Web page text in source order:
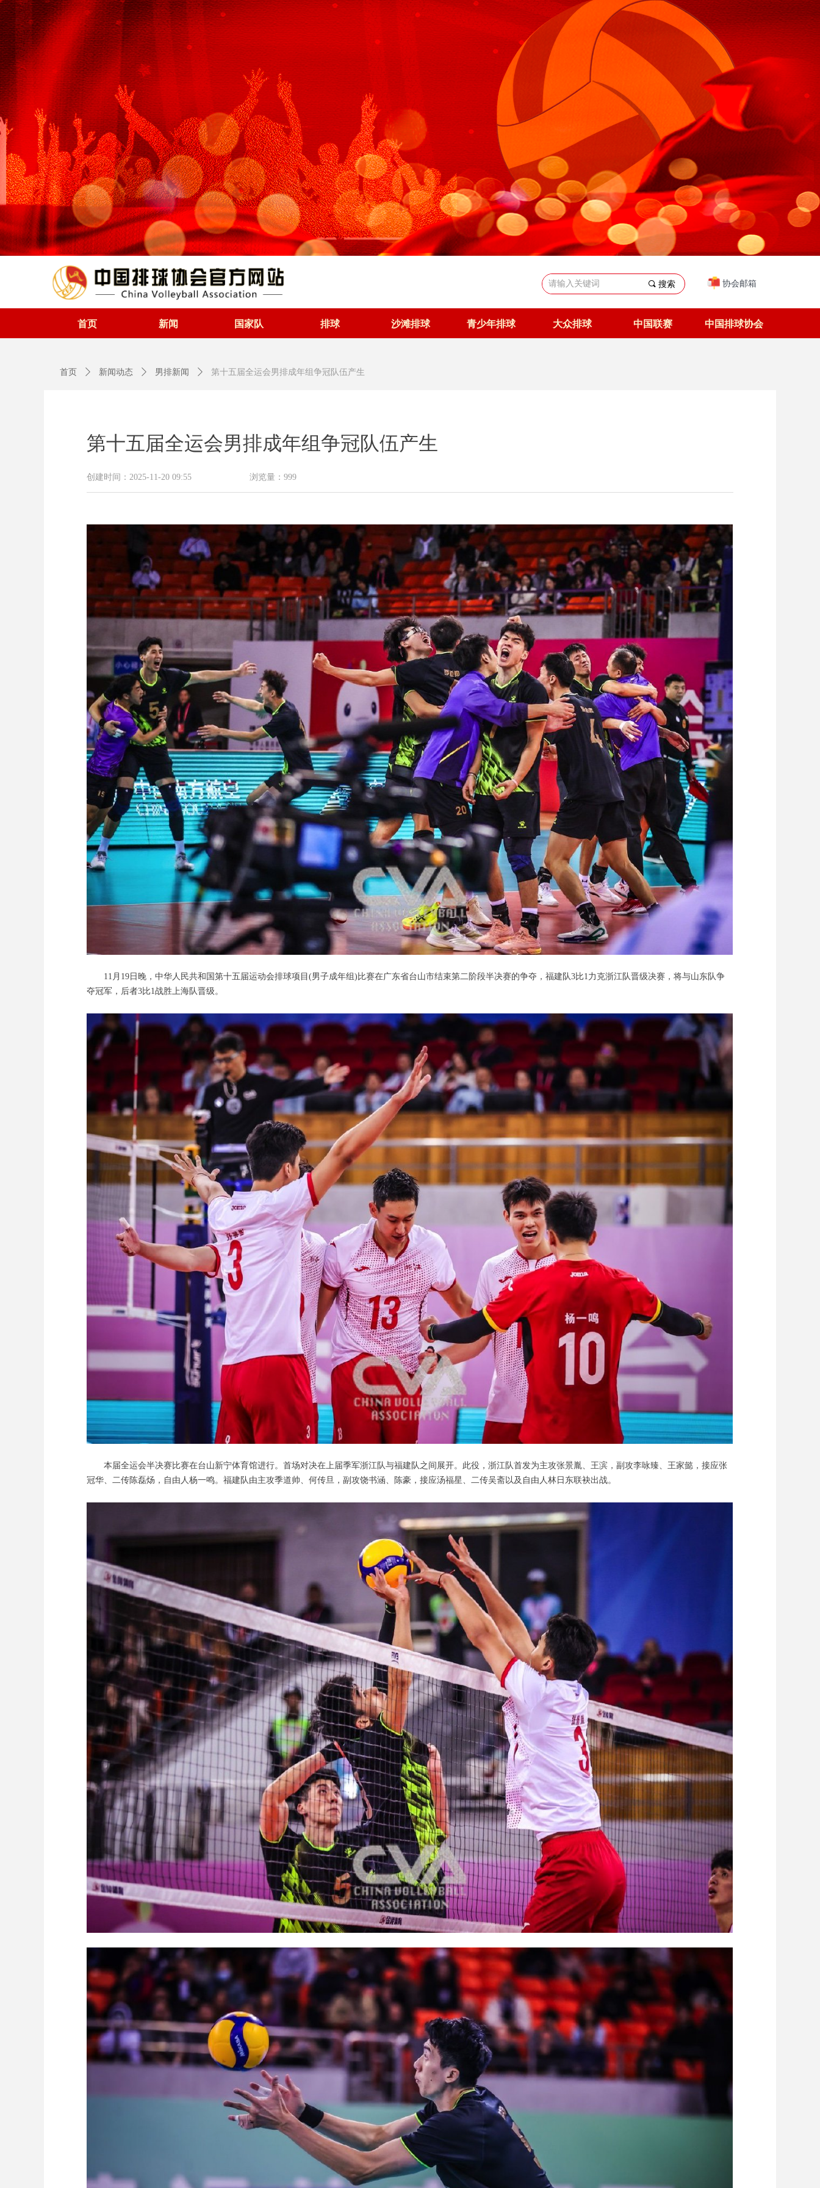
끠 搜索 协会邮箱
首页 新闻 国家队 排球 沙滩排球 青少年排球 大众排球 中国联赛 中国排球协会
第十五届全运会男排成年组争冠队伍产生
11月19日晚，中华人民共和国第十五届运动会排球项目(男子成年组)比赛在广东省台山市结束第二阶段半决赛的争夺，福建队3比1力克浙江队晋级决赛，将与山东队争
夺冠军，后者3比1战胜上海队晋级。
本届全运会半决赛比赛在台山新宁体育馆进行。首场对决在上届季军浙江队与福建队之间展开。此役，浙江队首发为主攻张景胤、王滨，副攻李咏臻、王家懿，接应张
冠华、二传陈磊炀，自由人杨一鸣。福建队由主攻季道帅、何传旦，副攻饶书涵、陈豪，接应汤福星、二传吴斋以及自由人林日东联袂出战。
创建时间： 2025-11-20 09:55 浏览量： 999
首页 ꄲ 新闻动态 ꄲ 男排新闻 ꄲ 第十五届全运会男排成年组争冠队伍产生